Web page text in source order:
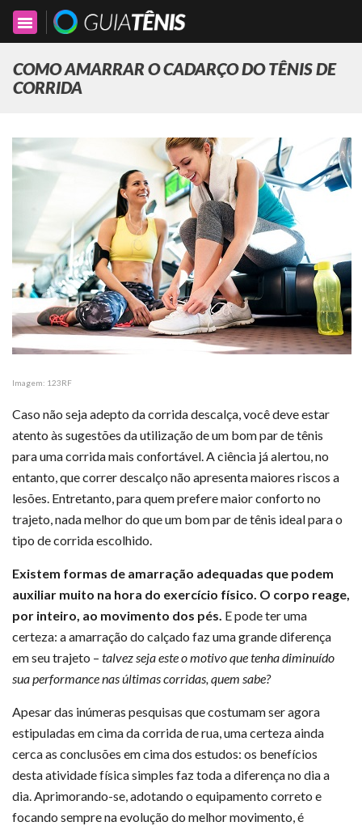
Toggle
navigation
COMO AMARRAR O CADARÇO DO TÊNIS DE
CORRIDA
Imagem: 123RF
Caso não seja adepto da corrida descalça, você deve estar
atento às sugestões da utilização de um bom par de tênis
para uma corrida mais confortável. A ciência já alertou, no
entanto, que correr descalço não apresenta maiores riscos a
lesões. Entretanto, para quem prefere maior conforto no
trajeto, nada melhor do que um bom par de tênis ideal para o
tipo de corrida escolhido.
Existem formas de amarração adequadas que podem
auxiliar muito na hora do exercício físico. O corpo reage,
por inteiro, ao movimento dos pés. E pode ter uma
certeza: a amarração do calçado faz uma grande diferença
em seu trajeto – talvez seja este o motivo que tenha diminuído
sua performance nas últimas corridas, quem sabe?
Apesar das inúmeras pesquisas que costumam ser agora
estipuladas em cima da corrida de rua, uma certeza ainda
cerca as conclusões em cima dos estudos: os benefícios
desta atividade física simples faz toda a diferença no dia a
dia. Aprimorando-se, adotando o equipamento correto e
focando sempre na evolução do melhor movimento, é